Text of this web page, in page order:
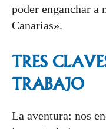
poder enganchar a
Canarias».
TRES
TRABAJO
La aventura: nos